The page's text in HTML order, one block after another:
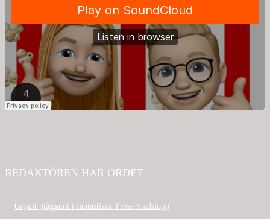
REDAKTÖREN HAR ORDET
Grymt plågsamt i fantastiska Trosa Stadslopp